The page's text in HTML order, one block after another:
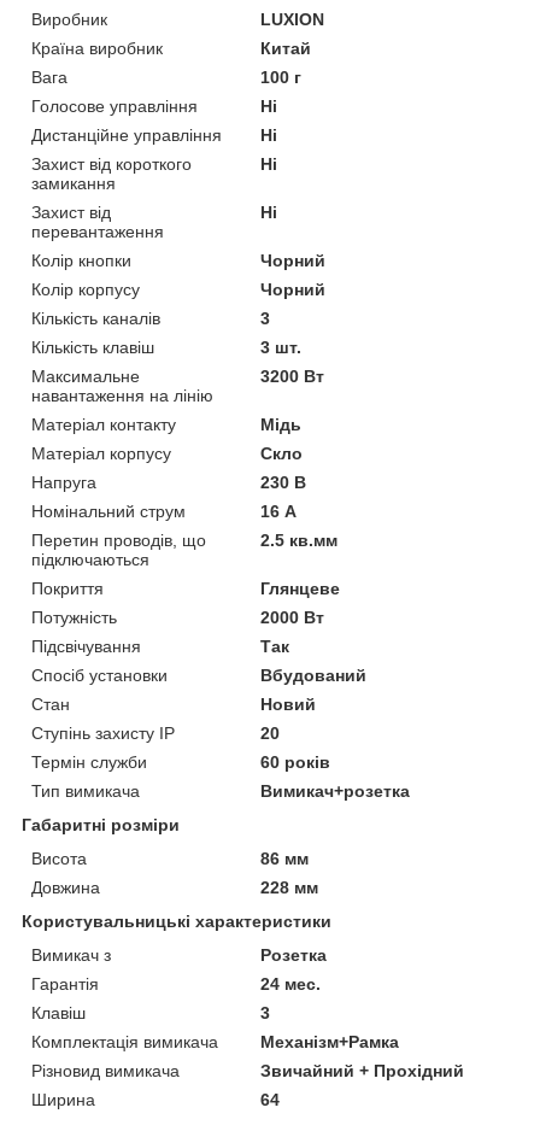
Виробник
LUXION
Країна виробник
Китай
Вага
100 г
Голосове управління
Ні
Дистанційне управління
Ні
Захист від короткого
замикання
Ні
Захист від
перевантаження
Ні
Колір кнопки
Чорний
Колір корпусу
Чорний
Кількість каналів
3
Кількість клавіш
3 шт.
Максимальне
навантаження на лінію
3200 Вт
Матеріал контакту
Мідь
Матеріал корпусу
Скло
Напруга
230 В
Номінальний струм
16 А
Перетин проводів, що
підключаються
2.5 кв.мм
Покриття
Глянцеве
Потужність
2000 Вт
Підсвічування
Так
Спосіб установки
Вбудований
Стан
Новий
Ступінь захисту IP
20
Термін служби
60 років
Тип вимикача
Вимикач+розетка
Габаритні розміри
Висота
86 мм
Довжина
228 мм
Користувальницькі характеристики
Вимикач з
Розетка
Гарантія
24 мес.
Клавіш
3
Комплектація вимикача
Механізм+Рамка
Різновид вимикача
Звичайний + Прохідний
Ширина
64